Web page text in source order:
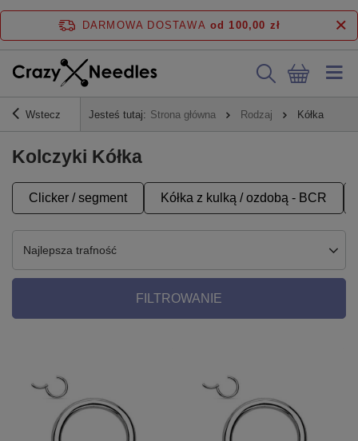
DARMOWA DOSTAWA od 100,00 zł
Wstecz Jesteś tutaj: Strona główna Rodzaj Kółka
Kolczyki Kółka
Clicker / segment Kółka z kulką / ozdobą - BCR
Najlepsza trafność
FILTROWANIE